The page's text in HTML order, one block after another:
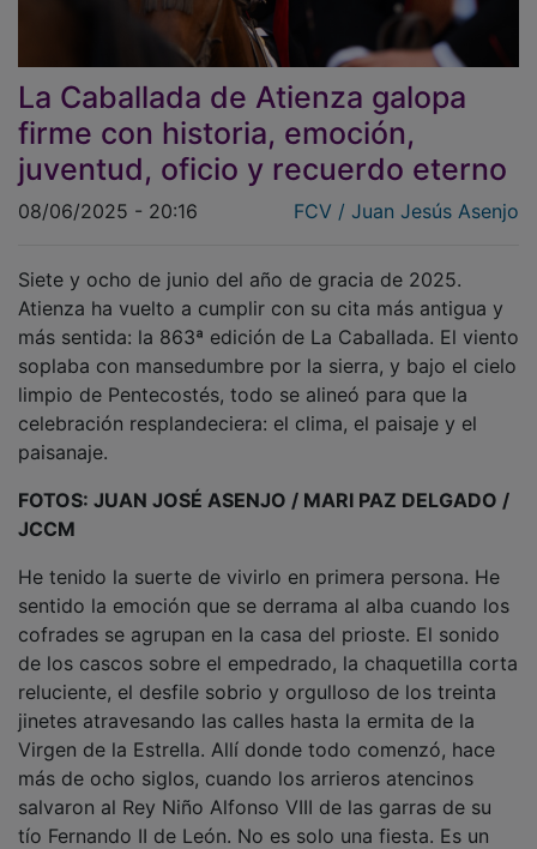
La Caballada de Atienza galopa
firme con historia, emoción,
juventud, oficio y recuerdo eterno
08/06/2025 - 20:16 FCV / Juan Jesús Asenjo
Siete y ocho de junio del año de gracia de 2025.
Atienza ha vuelto a cumplir con su cita más antigua y
más sentida: la 863ª edición de La Caballada. El viento
soplaba con mansedumbre por la sierra, y bajo el cielo
limpio de Pentecostés, todo se alineó para que la
celebración resplandeciera: el clima, el paisaje y el
paisanaje.
FOTOS: JUAN JOSÉ ASENJO / MARI PAZ DELGADO /
JCCM
He tenido la suerte de vivirlo en primera persona. He
sentido la emoción que se derrama al alba cuando los
cofrades se agrupan en la casa del prioste. El sonido
de los cascos sobre el empedrado, la chaquetilla corta
reluciente, el desfile sobrio y orgulloso de los treinta
jinetes atravesando las calles hasta la ermita de la
Virgen de la Estrella. Allí donde todo comenzó, hace
más de ocho siglos, cuando los arrieros atencinos
salvaron al Rey Niño Alfonso VIII de las garras de su
tío Fernando II de León. No es solo una fiesta. Es un